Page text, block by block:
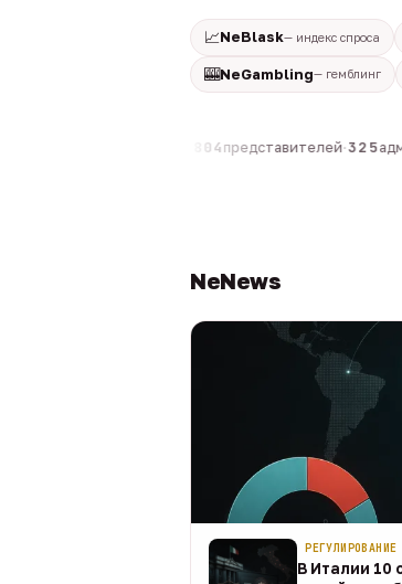
📈NeBlask— индекс спроса
🎰NeGambling— гемблинг
804представителей·325
NeNews
РЕГУЛИРОВАНИЕ
В Италии 10